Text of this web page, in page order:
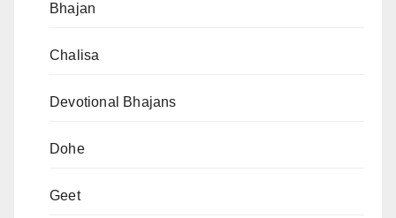
Bhajan
Chalisa
Devotional Bhajans
Dohe
Geet